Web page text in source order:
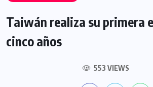
Taiwán realiza su primera
cinco años
553 VIEWS